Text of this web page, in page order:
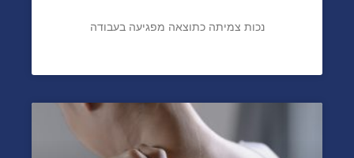
נכות צמיתה כתוצאה מפגיעה בעבודה